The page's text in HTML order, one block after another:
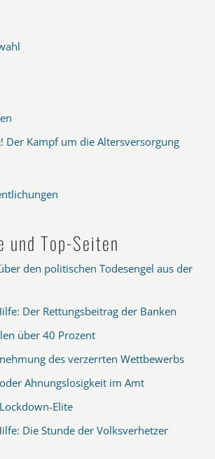
Der Kampf um die Altersversorgung
und Top-Seiten
den politischen Todesengel aus der
Der Rettungsbeitrag der Banken
über 40 Prozent
des verzerrten Wettbewerbs
Ahnungslosigkeit im Amt
Elite
Die Stunde der Volksverhetzer